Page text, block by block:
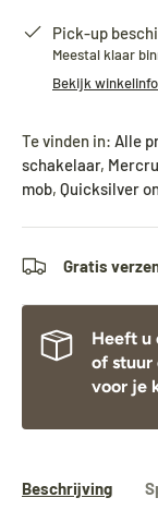
Pick-up
Meestal klaar
Bekijk
Te vinden in: Alle
schakelaar,
mob, Quicksilver
Gratis
Heeft u
of stuur
voor je
Beschrijving